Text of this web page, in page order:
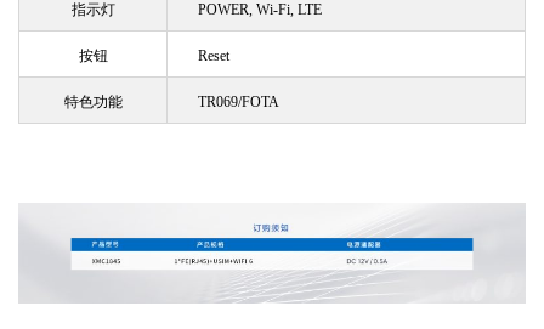
指示灯 POWER, Wi-Fi, LTE
按钮 Reset
特色功能 TR069/FOTA